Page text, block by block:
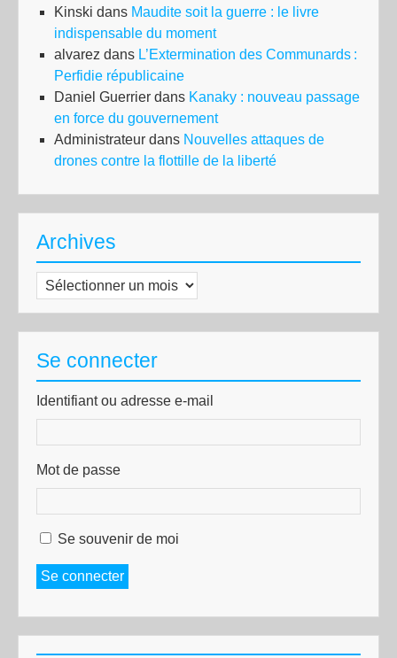
Kinski dans Maudite soit la guerre : le livre
indispensable du moment
alvarez dans L’Extermination des Communards :
Perfidie républicaine
Daniel Guerrier dans Kanaky : nouveau passage
en force du gouvernement
Administrateur dans Nouvelles attaques de
drones contre la flottille de la liberté
Archives
Archives
Se connecter
Identifiant ou adresse e-mail
Mot de passe
Se souvenir de moi
Se connecter